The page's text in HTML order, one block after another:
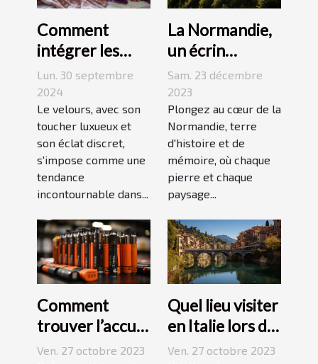
Comment
intégrer les
accessoires en
velours dans
votre quotidien
Lun. 30 septembre
2024
Le velours, avec son
toucher luxueux et
son éclat discret,
s'impose comme une
tendance
incontournable dans...
La Normandie,
un écrin
historique pour
des
événements
mémorables
Sam. 23 décembre
2023
Plongez au cœur de la
Normandie, terre
d'histoire et de
mémoire, où chaque
pierre et chaque
paysage...
Comment
trouver l’accu
idéal pour sa e-
Ven. 27 octobre 2023
Quel lieu visiter
en Italie lors de
vos vacances ?
Ven. 27 octobre 2023